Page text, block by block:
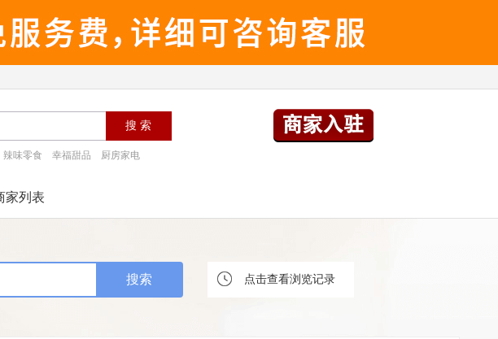
辣味零食 幸福甜品 厨房家电
家列表
点击查看浏览记录